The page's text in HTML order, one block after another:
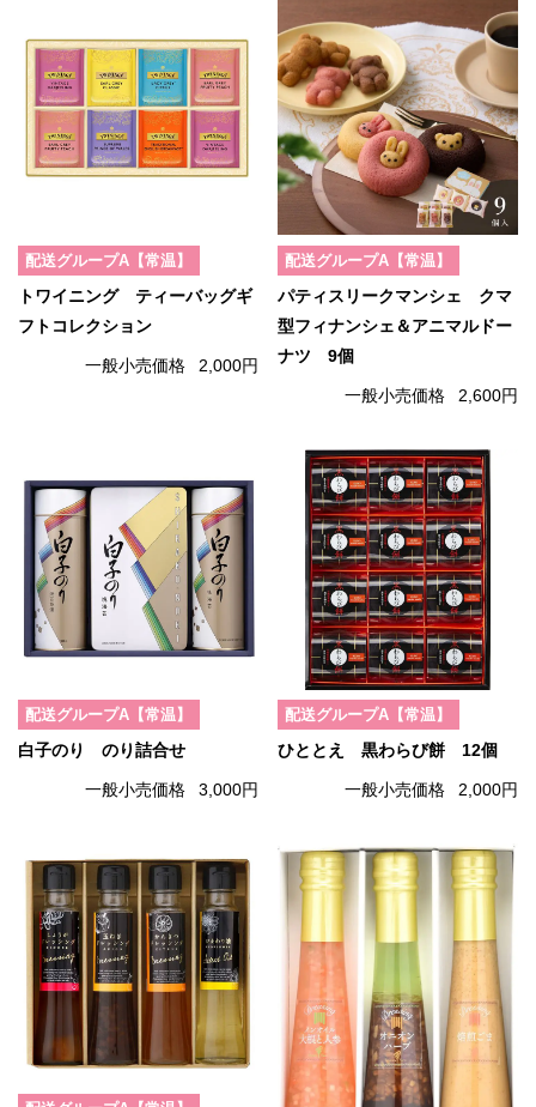
配送グループA【常温】
トワイニング ティーバッグギ
フトコレクション
一般小売価格 2,000円
配送グループA【常温】
パティスリークマンシェ クマ
型フィナンシェ＆アニマルドー
ナツ 9個
一般小売価格 2,600円
配送グループA【常温】
白子のり のり詰合せ
一般小売価格 3,000円
配送グループA【常温】
ひととえ 黒わらび餅 12個
一般小売価格 2,000円